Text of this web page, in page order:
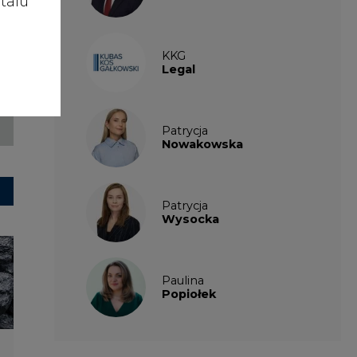
KKG
Legal
Patrycja
Nowakowska
Patrycja
Wysocka
Paulina
Popiołek